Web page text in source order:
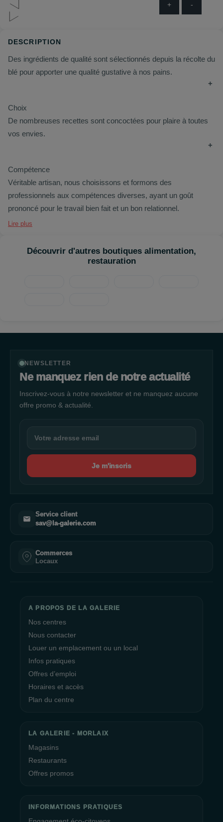
+ -
DESCRIPTION
Des ingrédients de qualité sont sélectionnés depuis la récolte du
blé pour apporter une qualité gustative à nos pains.
+
Choix
De nombreuses recettes sont concoctées pour plaire à toutes
vos envies.
+
Compétence
Véritable artisan, nous choisissons et formons des
professionnels aux compétences diverses, ayant un goût
prononcé pour le travail bien fait et un bon relationnel.
Lire plus
Découvrir d'autres boutiques alimentation,
restauration
NEWSLETTER
Ne manquez rien de notre actualité
Inscrivez-vous à notre newsletter et ne manquez aucune
offre promo & actualité.
Je m'inscris
Service client
sav@la-galerie.com
Commerces
Locaux
A PROPOS DE LA GALERIE
Nos centres
Nous contacter
Louer un emplacement ou un local
Infos pratiques
Offres d’emploi
Horaires et accès
Plan du centre
LA GALERIE - MORLAIX
Magasins
Restaurants
Offres promos
INFORMATIONS PRATIQUES